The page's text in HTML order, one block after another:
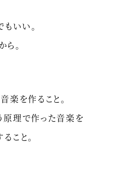
もいい。
ら。
楽を作ること。
原理で作った音楽を
こと。